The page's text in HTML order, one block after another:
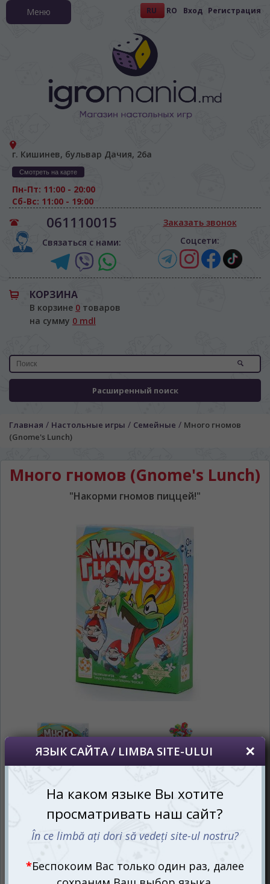
RU RO Вход Регистрация
г. Кишинев, бульвар Дачия, 26а
Смотреть на карте
Пн-Пт: 11:00 - 20:00
Сб-Вс: 11:00 - 19:00
061110015
Связаться с нами:
Заказать звонок
Соцсети:
КОРЗИНА
В корзине 0 товаров
на сумму 0 mdl
Расширенный поиск
Меню
Главная / Настольные игры / Семейные / Много гномов
(Gnome's Lunch)
Много гномов (Gnome's Lunch)
"Накорми гномов пиццей!"
ЯЗЫК САЙТА / LIMBA SITE-ULUI
На каком языке Вы хотите
просматривать наш сайт?
În ce limbă ați dori să vedeți site-ul nostru?
Беспокоим Вас только один раз, далее
сохраним Ваш выбор языка.
Vă vom deranja doar o singură dată, apoi vă
vom salva alegerea limbii.
Если вы хотите переключить язык
сайта, то это можно всегда сделать в
правом верхнем углу страницы.
Dacă doriți să schimbați limba site-ului, puteți
oricând să faceți asta în colțul din dreapta sus